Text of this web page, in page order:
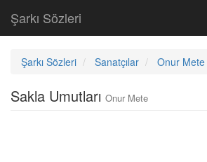
Şarkı Sözleri
Şarkı Sözleri Sanatçılar Onur Mete
Sakla Umutları Onur Mete